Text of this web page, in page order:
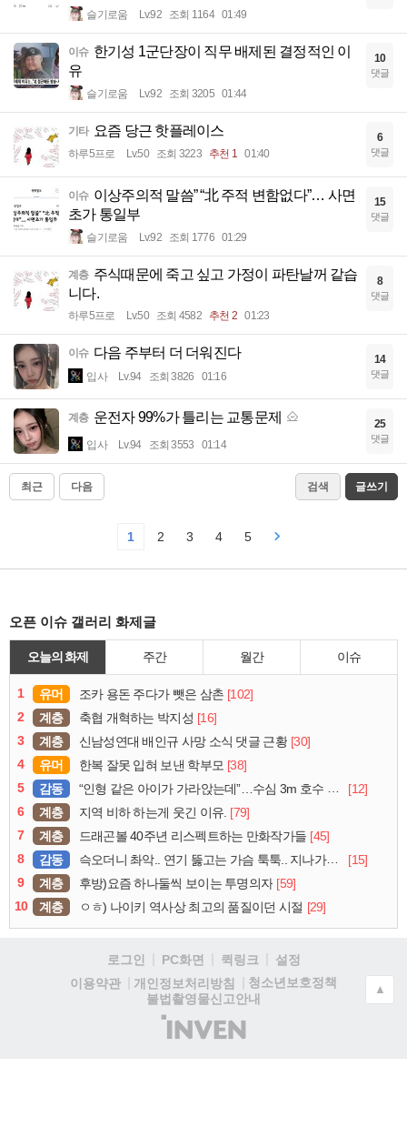
슬기로움 Lv.92 조회 1164 01:49
이슈 한기성 1군단장이 직무 배제된 결정적인 이
유
슬기로움 Lv.92 조회 3205 01:44
10
댓글
기타 요즘 당근 핫플레이스
하루5프로 Lv.50 조회 3223 추천 1 01:40
6
댓글
이슈 이상주의적 말씀” “北 주적 변함없다”… 사면
초가 통일부
슬기로움 Lv.92 조회 1776 01:29
15
댓글
계층 주식때문에 죽고 싶고 가정이 파탄날꺼 같습
니다.
하루5프로 Lv.50 조회 4582 추천 2 01:23
8
댓글
이슈 다음 주부터 더 더워진다
입사 Lv.94 조회 3826 01:16
14
댓글
계층 운전자 99%가 틀리는 교통문제
입사 Lv.94 조회 3553 01:14
25
댓글
최근 다음 검색 글쓰기
1 2 3 4 5
오픈 이슈 갤러리 화제글
오늘의 화제 주간 월간 이슈
1 유머 조카 용돈 주다가 뺏은 삼촌 [102]
2
계층 축협 개혁하는 박지성 [16]
3
계층 신남성연대 배인규 사망 소식 댓글 근황 [30]
4
유머 한복 잘못 입혀 보낸 학부모 [38]
5
감동 “인형 같은 아이가 가라앉는데”…수심 3m 호수 뛰어든 60대 의인
[12]
6
계층 지역 비하 하는게 웃긴 이유. [79]
7
계층 드래곤볼 40주년 리스펙트하는 만화작가들 [45]
8
감동 슥오더니 촤악.. 연기 뚫고는 가슴 툭툭.. 지나가던 아재의 정체
[15]
9
계층 후방)요즘 하나둘씩 보이는 투명의자 [59]
10
계층 ㅇㅎ) 나이키 역사상 최고의 품질이던 시절 [29]
로그인 PC화면 퀵링크
설정
이용약관
개인정보처리방침
청소년보호정책
불법촬영물신고안내
(주)
인
▲